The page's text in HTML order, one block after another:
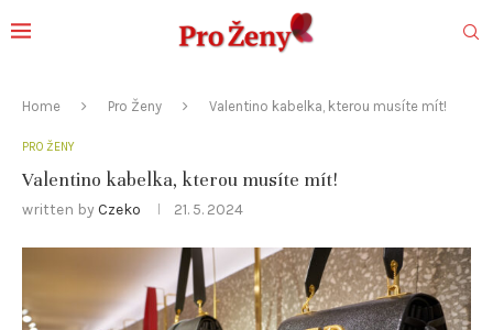
Home Pro Ženy Valentino kabelka, kterou musíte mít!
PRO ŽENY
Valentino kabelka, kterou musíte mít!
written by Czeko 21. 5. 2024